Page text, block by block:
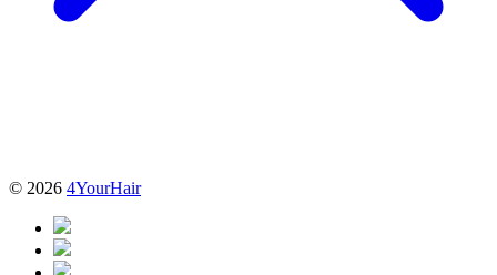
© 2026 4YourHair